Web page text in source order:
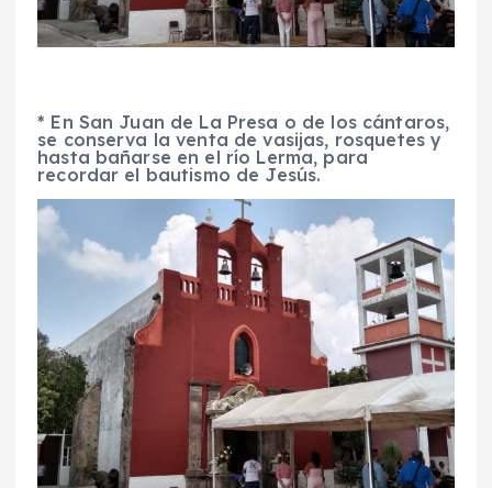
* En San Juan de La Presa o de los cántaros,
se conserva la venta de vasijas, rosquetes y
hasta bañarse en el río Lerma, para
recordar el bautismo de Jesús.